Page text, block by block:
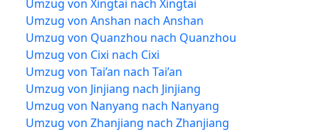
Umzug von Xingtai nach Xingtai
Umzug von Anshan nach Anshan
Umzug von Quanzhou nach Quanzhou
Umzug von Cixi nach Cixi
Umzug von Tai’an nach Tai’an
Umzug von Jinjiang nach Jinjiang
Umzug von Nanyang nach Nanyang
Umzug von Zhanjiang nach Zhanjiang